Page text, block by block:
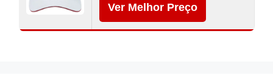
Ver Melhor Preço